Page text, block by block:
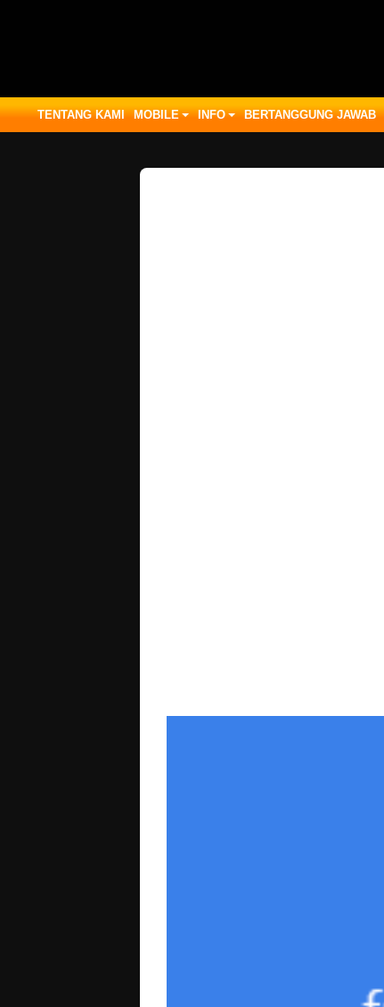
TENTANG KAMI MOBILE INFO BERTANGGUNG JAWAB